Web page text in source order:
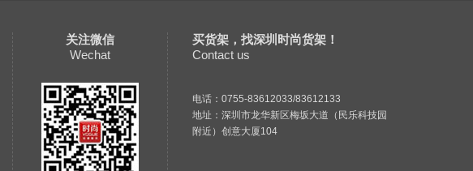
关注微信
Wechat
买货架，找深圳时尚货架！
Contact us
电话：0755-83612033/83612133
地址：深圳市龙华新区梅坂大道（民乐科技园
附近）创意大厦104